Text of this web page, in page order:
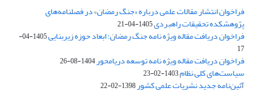
فراخوان انتشار مقالات علمی درباره «جنگ رمضان» در فصلنامه‌های
پژوهشکده تحقیقات راهبردی1405-04-21
فراخوان دریافت مقاله ویژه نامه جنگ رمضان؛ ابعاد حوزه زیربنایی
1405-04-
17
فراخوان دریافت مقاله ویژه نامه توسعه دریامحور1404-08-26
سیاست‌های کلی نظام1403-02-23
آئین‌نامه جدید نشریات علمی کشور1398-02-22